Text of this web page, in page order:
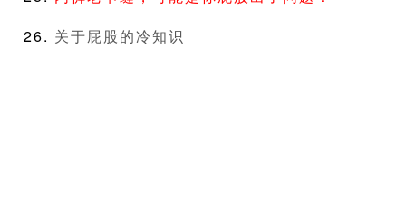
关于屁股的冷知识